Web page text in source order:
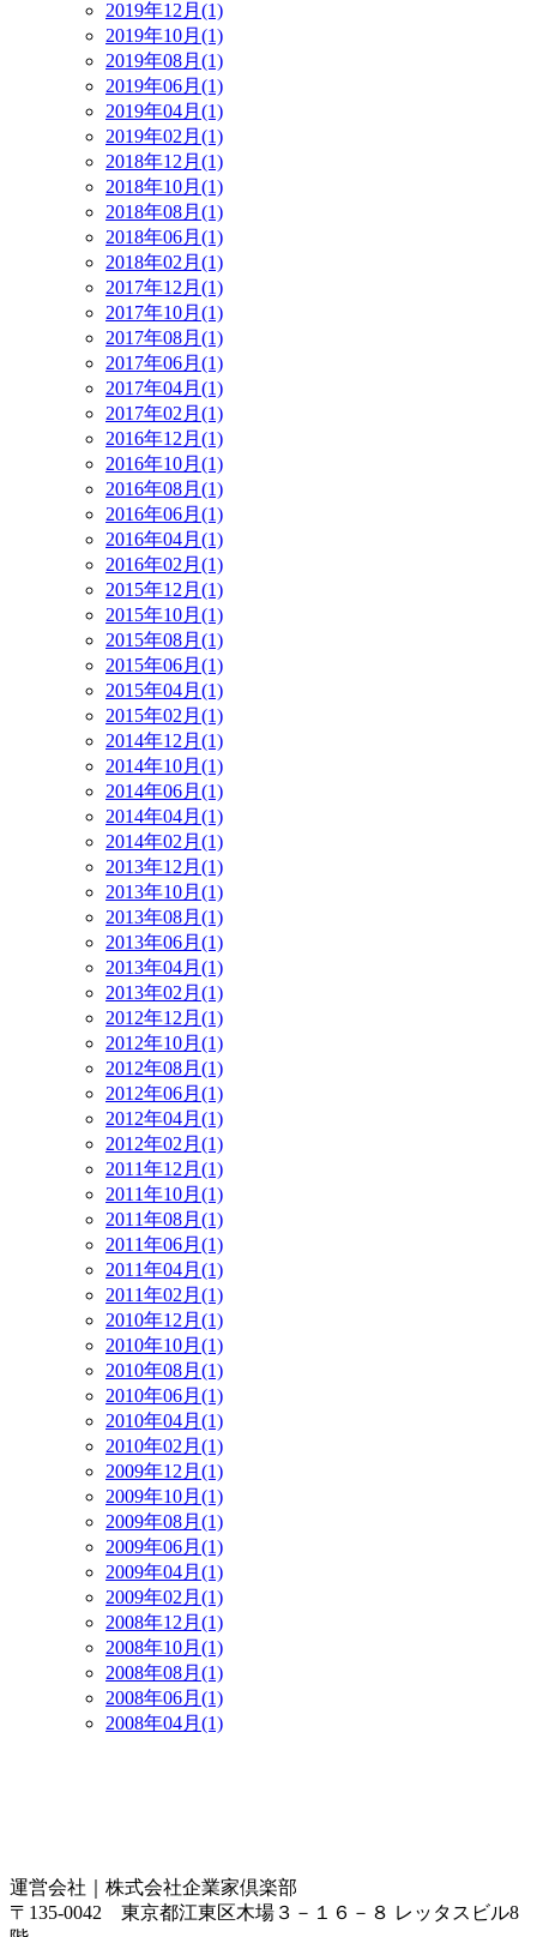
2019年12月(1)
2019年10月(1)
2019年08月(1)
2019年06月(1)
2019年04月(1)
2019年02月(1)
2018年12月(1)
2018年10月(1)
2018年08月(1)
2018年06月(1)
2018年02月(1)
2017年12月(1)
2017年10月(1)
2017年08月(1)
2017年06月(1)
2017年04月(1)
2017年02月(1)
2016年12月(1)
2016年10月(1)
2016年08月(1)
2016年06月(1)
2016年04月(1)
2016年02月(1)
2015年12月(1)
2015年10月(1)
2015年08月(1)
2015年06月(1)
2015年04月(1)
2015年02月(1)
2014年12月(1)
2014年10月(1)
2014年06月(1)
2014年04月(1)
2014年02月(1)
2013年12月(1)
2013年10月(1)
2013年08月(1)
2013年06月(1)
2013年04月(1)
2013年02月(1)
2012年12月(1)
2012年10月(1)
2012年08月(1)
2012年06月(1)
2012年04月(1)
2012年02月(1)
2011年12月(1)
2011年10月(1)
2011年08月(1)
2011年06月(1)
2011年04月(1)
2011年02月(1)
2010年12月(1)
2010年10月(1)
2010年08月(1)
2010年06月(1)
2010年04月(1)
2010年02月(1)
2009年12月(1)
2009年10月(1)
2009年08月(1)
2009年06月(1)
2009年04月(1)
2009年02月(1)
2008年12月(1)
2008年10月(1)
2008年08月(1)
2008年06月(1)
2008年04月(1)
運営会社｜ 株式会社企業家倶楽部
〒135-0042 東京都江東区木場３－１６－８ レッタスビル8